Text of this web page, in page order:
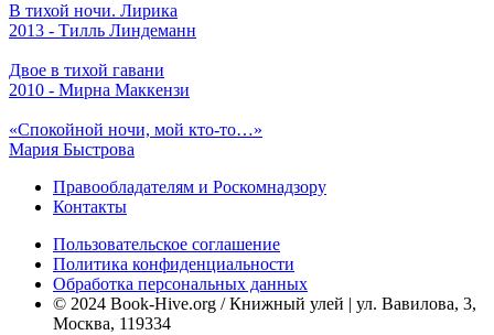
В тихой ночи. Лирика
2013 - Тилль Линдеманн
Двое в тихой гавани
2010 - Мирна Маккензи
«Спокойной ночи, мой кто-то…»
Мария Быстрова
Правообладателям и Роскомнадзору
Контакты
Пользовательское соглашение
Политика конфиденциальности
Обработка персональных данных
© 2024 Book-Hive.org / Книжный улей | ул. Вавилова, 3,
Москва, 119334